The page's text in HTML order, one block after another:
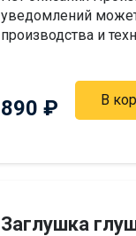
уведомлений
производства и
890 ₽ В
Заглушка